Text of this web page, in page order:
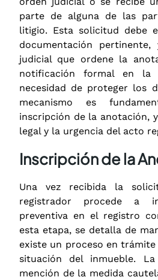
parte de alguna de las
litigio. Esta solicitud debe
documentación
judicial que ordene la
notificación formal en la
necesidad de proteger los
mecanismo es
inscripción de la anotación,
legal y la urgencia del acto
Inscripción de la
Una vez recibida la
registrador procede a
preventiva en el registro
esta etapa, se detalla de
existe un proceso en
situación del inmueble.
mención de la medida